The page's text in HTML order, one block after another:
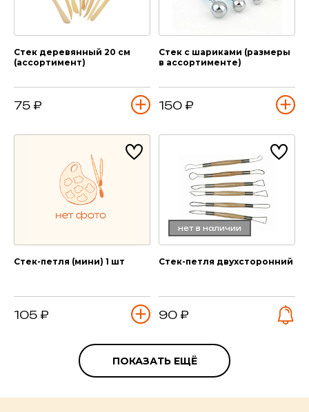
Стек деревянный 20 см
(ассортимент)
75 ₽
Стек с шариками (размеры
в ассортименте)
150 ₽
Стек-петля (мини) 1 шт
105 ₽
нет в наличии
Стек-петля двухсторонний
90 ₽
ПОКАЗАТЬ ЕЩЁ